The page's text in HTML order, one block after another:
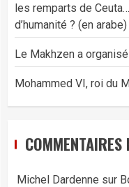
les remparts de
d’humanité ? (en arabe)
Le Makhzen a
Mohammed VI, roi du
COMMENTAIRES
Michel Dardenne sur